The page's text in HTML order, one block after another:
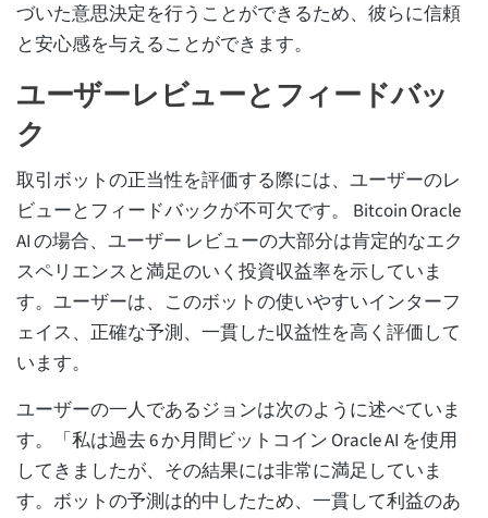
づいた意思決定を行うことができるため、彼らに信頼
と安心感を与えることができます。
ユーザーレビューとフィードバッ
ク
取引ボットの正当性を評価する際には、ユーザーのレ
ビューとフィードバックが不可欠です。 Bitcoin Oracle
AI の場合、ユーザー レビューの大部分は肯定的なエク
スペリエンスと満足のいく投資収益率を示していま
す。ユーザーは、このボットの使いやすいインターフ
ェイス、正確な予測、一貫した収益性を高く評価して
います。
ユーザーの一人であるジョンは次のように述べていま
す。「私は過去 6 か月間ビットコイン Oracle AI を使用
してきましたが、その結果には非常に満足していま
す。ボットの予測は的中したため、一貫して利益のあ